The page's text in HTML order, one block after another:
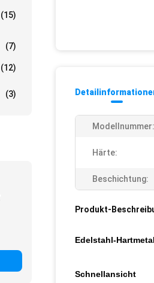
(15)
(7)
(12)
(3)
Modellnummer:
Härte:
Beschichtung:
Produkt-
Edelstahl-
Schnellansicht